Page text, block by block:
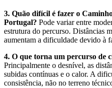
3. Quão difícil é fazer o
Portugal? Pode variar entre
estrutura do percurso. Distâncias
aumentam a dificuldade devido à
4. O que torna um percurso de
Principalmente o desnível, as
subidas contínuas e o calor. A
consistência, não no terreno